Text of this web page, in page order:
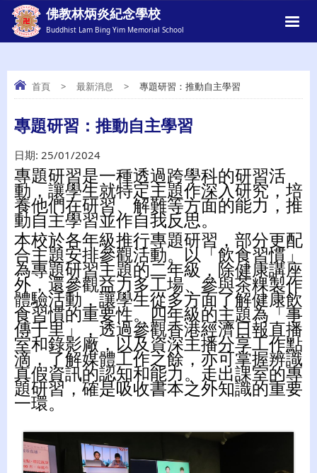
佛教林炳炎紀念學校
Buddhist Lam Bing Yim Memorial School
專題研習：推動自主學習
首頁 > 最新消息 > 專題研習：推動自主學習
專題研習：推動自主學習
日期: 25/01/2024
專題研習是一種透過跨學科的研習活
動，讓學生就特定主題作深入研究，培
養他們在研習、解難等方面的能力，推
動自主學習並作自我反思。
本校於各年級推行專題研習，部分更配
合主題安排參觀活動。以「飲食習慣」
為專題研習主題的二年級，除健康講座
外，還參觀益力多工場、參與茶粿製作
體驗活動，讓學生從多方面了解健康飲
食習慣的重要性。四年級的主題為「事
傳千里」，透過參觀香港經濟日報直播
室和錄影廠，以及資深主播分享工作點
滴，了解媒體工作之餘，亦可掌握辨識
真假資訊的認知和能力。走出課室的專
題研習，確是吸收書本之外知識的重要
一環。